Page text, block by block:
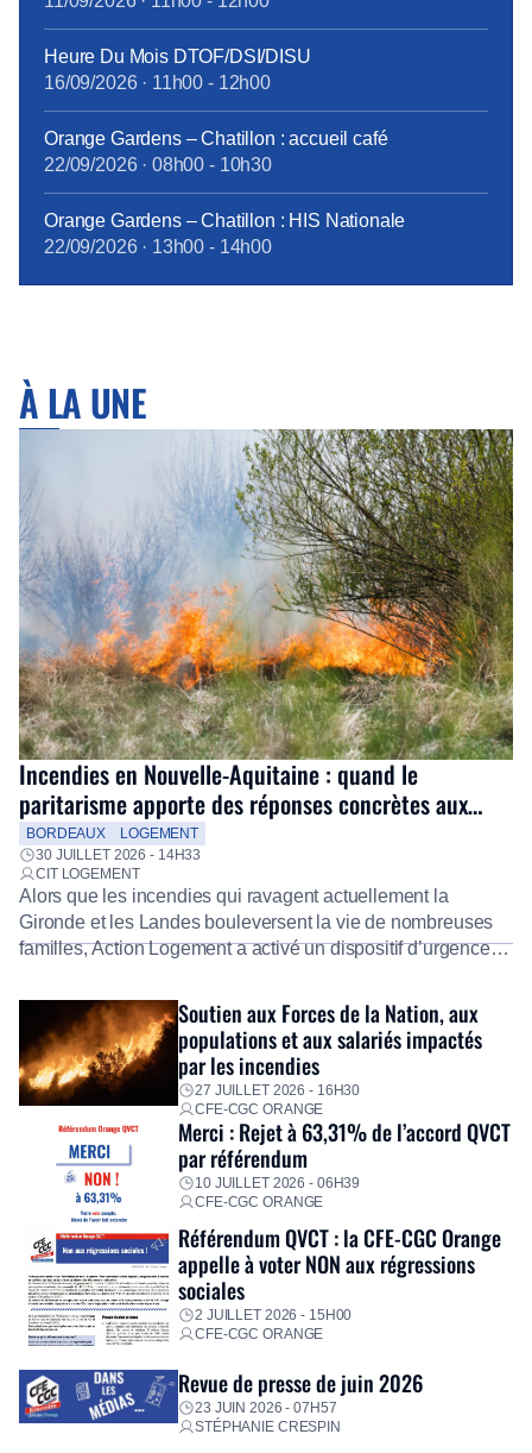
Heure Du Mois DTOF/DSI/DISU
16/09/2026· 11h00 - 12h00
Orange Gardens – Chatillon : accueil café
22/09/2026· 08h00 - 10h30
Orange Gardens – Chatillon : HIS Nationale
22/09/2026· 13h00 - 14h00
À LA UNE
Incendies en Nouvelle-Aquitaine : quand le
paritarisme apporte des réponses concrètes aux
salariés
BORDEAUX
LOGEMENT
30 JUILLET 2026 - 14H33
CIT LOGEMENT
Alors que les incendies qui ravagent actuellement la
Gironde et les Landes bouleversent la vie de nombreuses
familles, Action Logement a activé un dispositif d’urgence
Fidèle à sa mission d’utilité sociale, le Groupe mobilise
immédiatement ses équipes afin de proposer un diagnostic
personnalisé, des aides financières pour faire face aux
premières dépenses, […]
Soutien aux Forces de la Nation, aux
populations et aux salariés impactés
par les incendies
27 JUILLET 2026 - 16H30
CFE-CGC ORANGE
Merci : Rejet à 63,31% de l’accord QVCT
par référendum
10 JUILLET 2026 - 06H39
CFE-CGC ORANGE
Référendum QVCT : la CFE-CGC Orange
appelle à voter NON aux régressions
sociales
2 JUILLET 2026 - 15H00
CFE-CGC ORANGE
Revue de presse de juin 2026
23 JUIN 2026 - 07H57
STÉPHANIE CRESPIN